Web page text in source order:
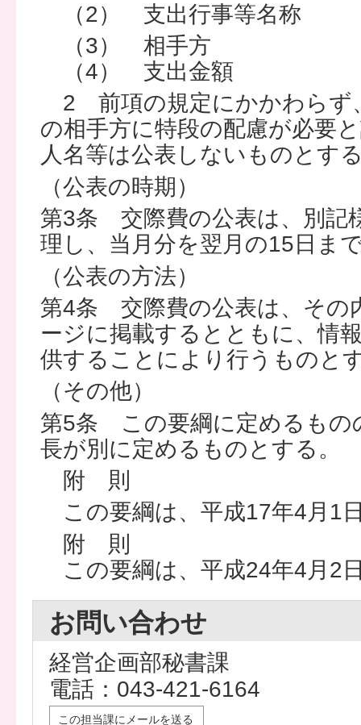
（2） 支出行事等名称
（3） 相手方
（4） 支出金額
2 前項の規定にかかわらず
の相手方に特段の配慮が必要
人名等は公表しないものとす
（公表の時期）
第3条 交際費の公表は、別記
理し、当月分を翌月の15日ま
（公表の方法）
第4条 交際費の公表は、その
ージに掲載するとともに、情
供することにより行うものと
（その他）
第5条 この要綱に定めるもの
長が別に定めるものとする。
附 則
この要綱は、平成17年4月1
附 則
この要綱は、平成24年4月2
お問い合わせ
経営企画部秘書課
電話：043-421-6164
この担当課にメールを送る